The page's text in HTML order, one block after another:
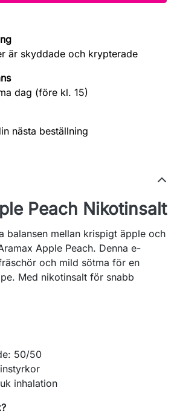
är skyddade och krypterade
dag (före kl. 15)
nästa beställning
Peach Nikotinsalt
balansen mellan krispigt äpple och
Apple Peach. Denna e-
och mild sötma för en
Med nikotinsalt för snabb
50/50
inhalation